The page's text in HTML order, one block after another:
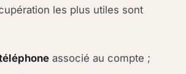
les plus utiles sont
associé au compte ;